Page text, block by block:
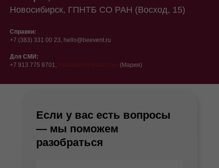
Новосибирск, ГПНТБ СО РАН (Восход, 15)
Справки:
+7 (383) 331 00 23, hello@beevent.ru
Для СМИ:
+7 913 775 8701, mlisitsa88@gmail.com (Мария)
Если у вас есть вопросы
— мы поможем
разобраться